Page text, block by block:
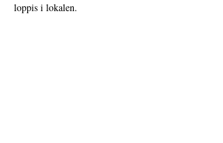
loppis i lokalen.